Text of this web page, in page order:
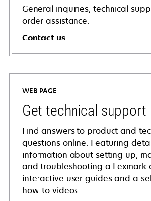
General inquiries, technical
order assistance.
Contact us
WEB PAGE
Get technical support
Find answers to product and
questions online. Featuring
information about setting up,
and troubleshooting a Lexmark
interactive user guides and a
how-to videos.